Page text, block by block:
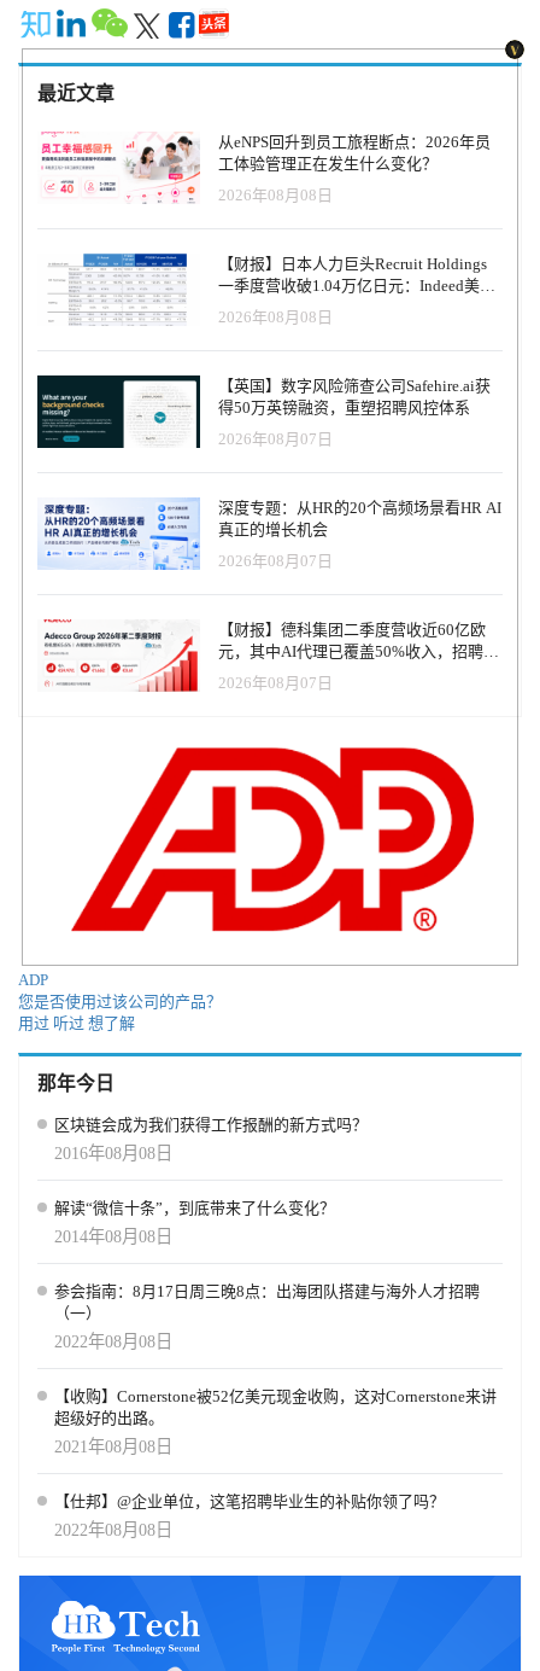
最近文章
从eNPS回升到员工旅程断点：2026年员
工体验管理正在发生什么变化？
2026年08月08日
【财报】日本人力巨头Recruit Holdings
一季度营收破1.04万亿日元：Indeed美国
收入逆势增长30%，AI招聘推动利润率升
至47.4%
2026年08月08日
【英国】数字风险筛查公司Safehire.ai获
得50万英镑融资，重塑招聘风控体系
2026年08月07日
深度专题：从HR的20个高频场景看HR AI
真正的增长机会
2026年08月07日
【财报】德科集团二季度营收近60亿欧
元，其中AI代理已覆盖50%收入，招聘服
务进入运营重构阶段
2026年08月07日
ADP
您是否使用过该公司的产品？
用过 听过 想了解
那年今日
区块链会成为我们获得工作报酬的新方式吗？
2016年08月08日
解读“微信十条”，到底带来了什么变化？
2014年08月08日
参会指南：8月17日周三晚8点：出海团队搭建与海外人才招聘
（一）
2022年08月08日
【收购】Cornerstone被52亿美元现金收购，这对Cornerstone来讲
超级好的出路。
2021年08月08日
【仕邦】@企业单位，这笔招聘毕业生的补贴你领了吗？
2022年08月08日